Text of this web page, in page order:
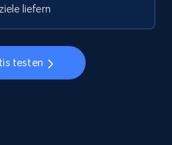
Gratis testen
- Collect profile
liefern
testen